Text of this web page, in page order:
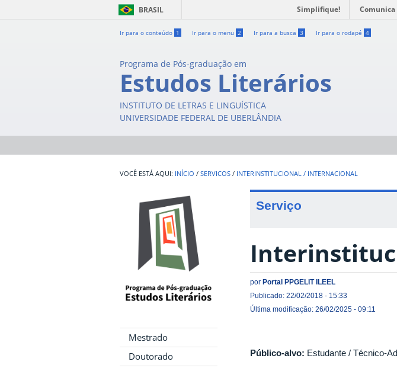
BRASIL Simplifique! Comunica
Ir para o conteúdo 1 Ir para o menu 2 Ir para a busca 3 Ir para o rodapé 4
Programa de Pós-graduação em
Estudos Literários
INSTITUTO DE LETRAS E LINGUÍSTICA
UNIVERSIDADE FEDERAL DE UBERLÂNDIA
INÍCIO / SERVICOS / INTERINSTITUCIONAL / INTERNACIONAL
Mestrado
Doutorado
Serviço
por Portal PPGELIT ILEEL
Publicado: 22/02/2018 - 15:33
Última modificação: 26/02/2025 - 09:11
Público-alvo: Estudante / Técnico-